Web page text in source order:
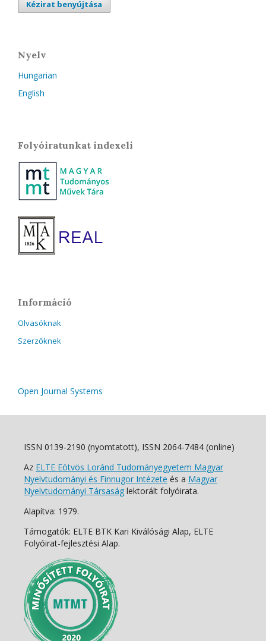
Kézirat benyújtása
Nyelv
Hungarian
English
Folyóiratunkat indexeli
Információ
Olvasóknak
Szerzőknek
Open Journal Systems
ISSN 0139-2190 (nyomtatott), ISSN 2064-7484 (online)
Az ELTE Eötvös Loránd Tudományegyetem Magyar
Nyelvtudományi és Finnugor Intézete és a Magyar
Nyelvtudományi Társaság lektorált folyóirata.
Alapítva: 1979.
Támogatók: ELTE BTK Kari Kiválósági Alap, ELTE
Folyóirat-fejlesztési Alap.